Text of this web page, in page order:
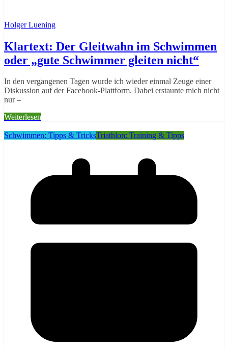
Holger Luening
Klartext: Der Gleitwahn im Schwimmen
oder „gute Schwimmer gleiten nicht“
In den vergangenen Tagen wurde ich wieder einmal Zeuge einer
Diskussion auf der Facebook-Plattform. Dabei erstaunte mich nicht
nur –
Weiterlesen
Schwimmen: Tipps & TricksTriathlon: Training & Tipps